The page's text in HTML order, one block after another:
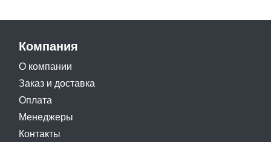
Компания
О компании
Заказ и доставка
Оплата
Менеджеры
Контакты